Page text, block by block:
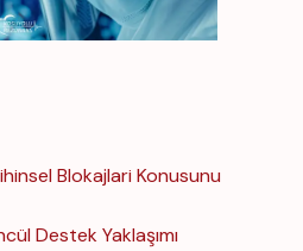
Blokajlari Konusunu
Destek Yaklaşımı